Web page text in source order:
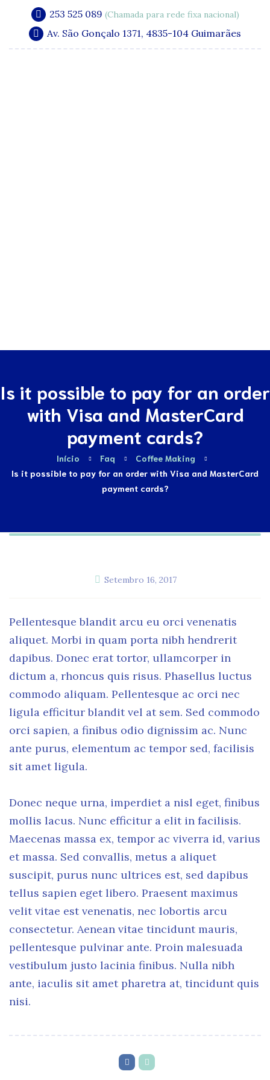
253 525 089 (Chamada para rede fixa nacional)
Av. São Gonçalo 1371, 4835-104 Guimarães
Is it possible to pay for an order
with Visa and MasterCard
payment cards?
Início Faq
Coffee Making
Is it possible to pay for an order with Visa and MasterCard
payment cards?
Setembro 16, 2017
Pellentesque blandit arcu eu orci venenatis
aliquet. Morbi in quam porta nibh hendrerit
dapibus. Donec erat tortor, ullamcorper in
dictum a, rhoncus quis risus. Phasellus luctus
commodo aliquam. Pellentesque ac orci nec
ligula efficitur blandit vel at sem. Sed commodo
orci sapien, a finibus odio dignissim ac. Nunc
ante purus, elementum ac tempor sed, facilisis
sit amet ligula.
Donec neque urna, imperdiet a nisl eget, finibus
mollis lacus. Nunc efficitur a elit in facilisis.
Maecenas massa ex, tempor ac viverra id, varius
et massa. Sed convallis, metus a aliquet
suscipit, purus nunc ultrices est, sed dapibus
tellus sapien eget libero. Praesent maximus
velit vitae est venenatis, nec lobortis arcu
consectetur. Aenean vitae tincidunt mauris,
pellentesque pulvinar ante. Proin malesuada
vestibulum justo lacinia finibus. Nulla nibh
ante, iaculis sit amet pharetra at, tincidunt quis
nisi.